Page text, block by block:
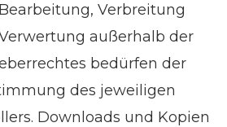
Verbreitung
außerhalb der
bedürfen der
des jeweiligen
Downloads und Kopien